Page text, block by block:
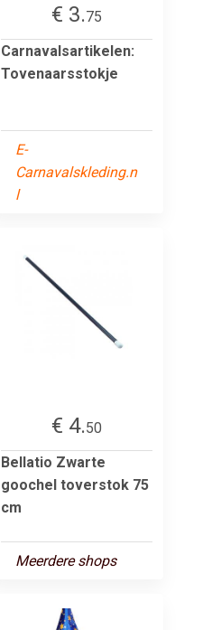
€ 3.75
Carnavalsartikelen:
Tovenaarsstokje
E-
Carnavalskleding.n
l
€ 4.50
Bellatio Zwarte
goochel toverstok 75
cm
Meerdere shops